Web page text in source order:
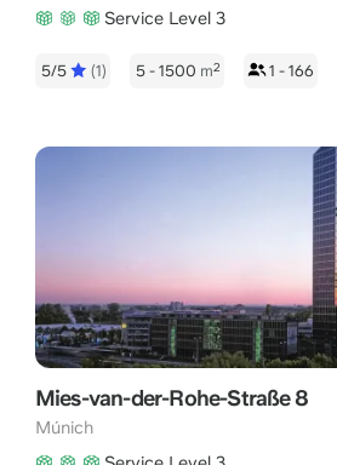
Service Level 3
5/5 (1) 5 - 1500 m2 1 - 166
Mies-van-der-Rohe-Straße 8
Múnich